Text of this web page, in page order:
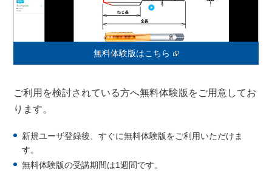
無料体験版はこちら
ご利用を検討されている方へ無料体験版をご用意してお
ります。
新規ユーザ登録後、すぐに無料体験版をご利用いただけま
す。
無料体験版の受講期間は1週間です。